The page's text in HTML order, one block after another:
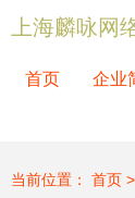
上海麟咏网
首页 企业
当前位置： 首页 >